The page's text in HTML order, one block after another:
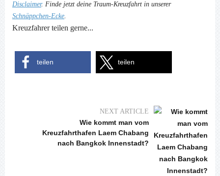
Disclaimer. Finde jetzt deine Traum-Kreuzfahrt in unserer
Schnäppchen-Ecke.
Kreuzfahrer teilen gerne...
teilen teilen
NEXT ARTICLE
Wie kommt man vom
Kreuzfahrthafen Laem Chabang
nach Bangkok Innenstadt?